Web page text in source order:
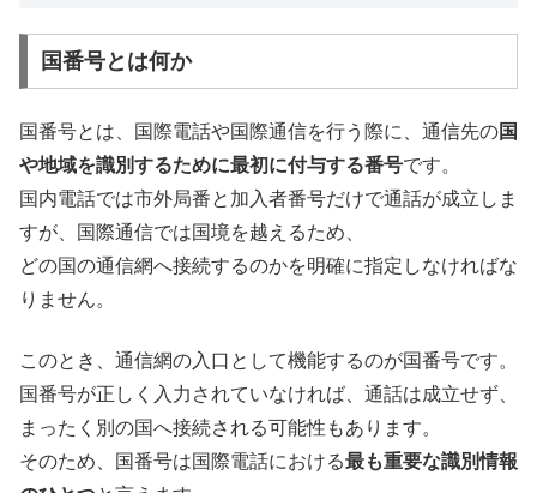
国番号とは何か
国番号とは、国際電話や国際通信を行う際に、通信先の国
や地域を識別するために最初に付与する番号です。
国内電話では市外局番と加入者番号だけで通話が成立しま
すが、国際通信では国境を越えるため、
どの国の通信網へ接続するのかを明確に指定しなければな
りません。
このとき、通信網の入口として機能するのが国番号です。
国番号が正しく入力されていなければ、通話は成立せず、
まったく別の国へ接続される可能性もあります。
そのため、国番号は国際電話における最も重要な識別情報